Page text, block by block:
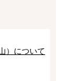
）について